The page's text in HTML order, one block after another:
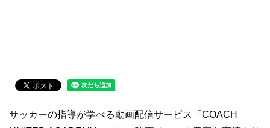
サッカーの指導が学べる動画配信サービス
「COACH